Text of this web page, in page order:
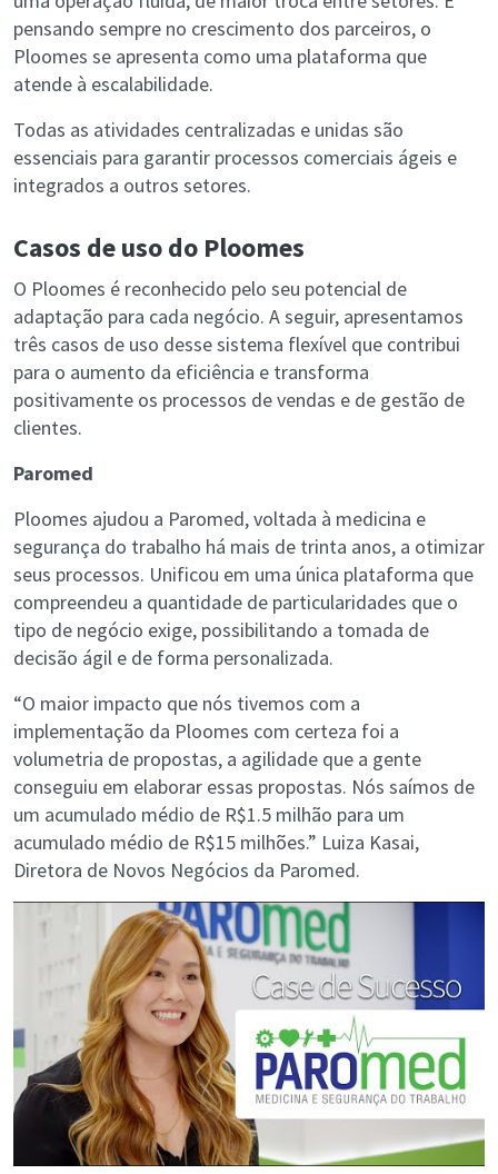
pensando sempre no crescimento dos parceiros, o
Ploomes se apresenta como uma plataforma que
atende à escalabilidade.
Todas as atividades centralizadas e unidas são
essenciais para garantir processos comerciais ágeis e
integrados a outros setores.
Casos de uso do Ploomes
O Ploomes é reconhecido pelo seu potencial de
adaptação para cada negócio. A seguir, apresentamos
três casos de uso desse sistema flexível que contribui
para o aumento da eficiência e transforma
positivamente os processos de vendas e de gestão de
clientes.
Paromed
Ploomes ajudou a Paromed, voltada à medicina e
segurança do trabalho há mais de trinta anos, a otimizar
seus processos. Unificou em uma única plataforma que
compreendeu a quantidade de particularidades que o
tipo de negócio exige, possibilitando a tomada de
decisão ágil e de forma personalizada.
“O maior impacto que nós tivemos com a
implementação da Ploomes com certeza foi a
volumetria de propostas, a agilidade que a gente
conseguiu em elaborar essas propostas. Nós saímos de
um acumulado médio de R$1.5 milhão para um
acumulado médio de R$15 milhões.” Luiza Kasai,
Diretora de Novos Negócios da Paromed.